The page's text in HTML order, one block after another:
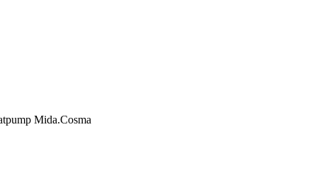
Mida.Cosma